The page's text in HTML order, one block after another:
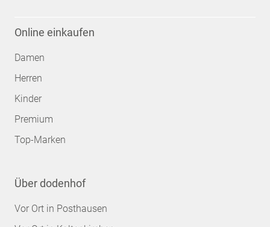
Online einkaufen
Damen
Herren
Kinder
Premium
Top-Marken
Über dodenhof
Vor Ort in Posthausen